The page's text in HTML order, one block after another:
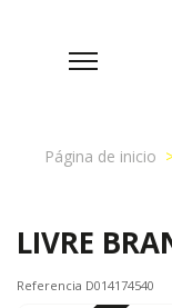
Página de inicio
LIVRE
Referencia D014174540